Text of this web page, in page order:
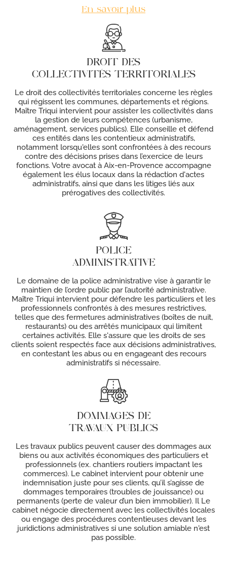
En savoir plus
DROIT DES
COLLECTIVITÉS TERRITORIALES
Le droit des collectivités territoriales concerne les règles
qui régissent les communes, départements et régions.
Maître Triqui intervient pour assister les collectivités dans
la gestion de leurs compétences (urbanisme,
aménagement, services publics). Elle conseille et défend
ces entités dans les contentieux administratifs,
notamment lorsqu'elles sont confrontées à des recours
contre des décisions prises dans l’exercice de leurs
fonctions. Votre avocat à Aix-en-Provence accompagne
également les élus locaux dans la rédaction d'actes
administratifs, ainsi que dans les litiges liés aux
prérogatives des collectivités.
POLICE
ADMINISTRATIVE
Le domaine de la police administrative vise à garantir le
maintien de l’ordre public par l’autorité administrative.
Maître Triqui intervient pour défendre les particuliers et les
professionnels confrontés à des mesures restrictives,
telles que des fermetures administratives (boîtes de nuit,
restaurants) ou des arrêtés municipaux qui limitent
certaines activités. Elle s'assure que les droits de ses
clients soient respectés face aux décisions administratives,
en contestant les abus ou en engageant des recours
administratifs si nécessaire.
DOMMAGES DE
TRAVAUX PUBLICS
Les travaux publics peuvent causer des dommages aux
biens ou aux activités économiques des particuliers et
professionnels (ex. chantiers routiers impactant les
commerces). Le cabinet intervient pour obtenir une
indemnisation juste pour ses clients, qu’il s’agisse de
dommages temporaires (troubles de jouissance) ou
permanents (perte de valeur d’un bien immobilier). Il Le
cabinet négocie directement avec les collectivités locales
ou engage des procédures contentieuses devant les
juridictions administratives si une solution amiable n'est
pas possible.